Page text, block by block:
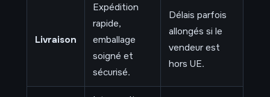
Livraison
Expédition
rapide,
emballage
soigné et
sécurisé.
Délais parfois
allongés si le
vendeur est
hors UE.